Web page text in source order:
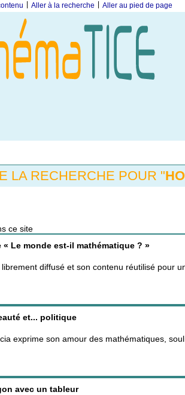
Aller à la recherche Aller au pied de page
LA RECHERCHE POUR "
ce site
Le monde est-il mathématique ? »
diffusé et son contenu réutilisé pour
et... politique
exprime son amour des mathématiques,
avec un tableur